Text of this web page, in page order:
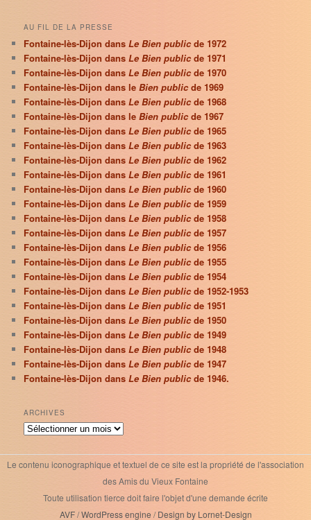
AU FIL DE LA PRESSE
Fontaine-lès-Dijon dansLe Bien publicde 1972
Fontaine-lès-Dijon dansLe Bien public de 1971
Fontaine-lès-Dijon dansLe Bien publicde 1970
Fontaine-lès-Dijon dans leBien publicde 1969
Fontaine-lès-Dijon dansLe Bien public de 1968
Fontaine-lès-Dijon dans leBien publicde 1967
Fontaine-lès-Dijon dansLe Bien publicde 1965
Fontaine-lès-Dijon dansLe Bien public de 1963
Fontaine-lès-Dijon dansLe Bien publicde 1962
Fontaine-lès-Dijon dansLe Bien publicde 1961
Fontaine-lès-Dijon dansLe Bien public de 1960
Fontaine-lès-Dijon dansLe Bien publicde 1959
Fontaine-lès-Dijon dansLe Bien publicde 1958
Fontaine-lès-Dijon dansLe Bien public de 1957
Fontaine-lès-Dijon dansLe Bien publicde 1956
Fontaine-lès-Dijon dansLe Bien publicde 1955
Fontaine-lès-Dijon dansLe Bien public de 1954
Fontaine-lès-Dijon dansLe Bien publicde 1952-1953
Fontaine-lès-Dijon dansLe Bien publicde 1951
Fontaine-lès-Dijon dansLe Bien public de 1950
Fontaine-lès-Dijon dansLe Bien publicde 1949
Fontaine-lès-Dijon dansLe Bien publicde 1948
Fontaine-lès-Dijon dansLe Bien public de 1947
Fontaine-lès-Dijon dansLe Bien publicde 1946.
ARCHIVES
Archives
Le contenu iconographique et textuel de ce site est la propriété de l'association
des Amis du Vieux Fontaine
Toute utilisation tierce doit faire l'objet d'une demande écrite
AVF/WordPress engine /Design by Lornet-Design